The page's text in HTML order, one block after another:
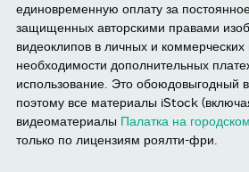
единовременную оплату за
защищенных авторскими правами
видеоклипов в личных и коммерческих
необходимости дополнительных
использование. Это обоюдовыгодный
поэтому все материалы iStock
видеоматериалы Палатка на
только по лицензиям роялти-фри.